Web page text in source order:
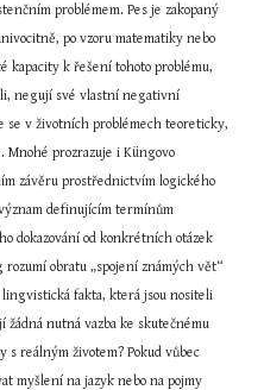
problémem. Pes je zakopaný
po vzoru matematiky nebo
kapacity k řešení tohoto problému,
negují své vlastní negativní
se v životních problémech teoreticky,
Mnohé prozrazuje i Küngovo
závěru prostřednictvím logického
definujícím termínům
dokazování od konkrétních otázek
obratu „spojení známých vět“
lingvistická fakta, která jsou nositeli
nutná vazba ke skutečnému
s reálným životem? Pokud vůbec
myšlení na jazyk nebo na pojmy